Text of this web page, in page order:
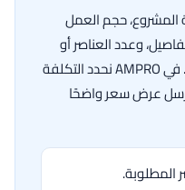
حجم العمل
وعدد العناصر أو
الصفحات أو التصميمات المطلوبة. في AMPRO نحدد التكلفة
عرض سعر واضحًا
المطلوبة.